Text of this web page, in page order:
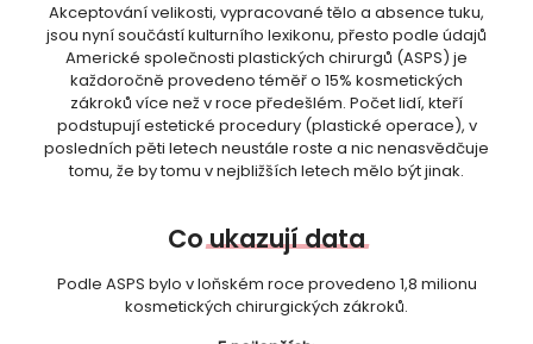
Akceptování velikosti, vypracované tělo a absence tuku,
jsou nyní součástí kulturního lexikonu, přesto podle údajů
Americké společnosti plastických chirurgů (ASPS) je
každoročně provedeno téměř o 15% kosmetických
zákroků více než v roce předešlém. Počet lidí, kteří
podstupují estetické procedury (plastické operace), v
posledních pěti letech neustále roste a nic nenasvědčuje
tomu, že by tomu v nejbližších letech mělo být jinak.
Coukazujídata
Podle ASPS bylo v loňském roce provedeno 1,8 milionu
kosmetických chirurgických zákroků.